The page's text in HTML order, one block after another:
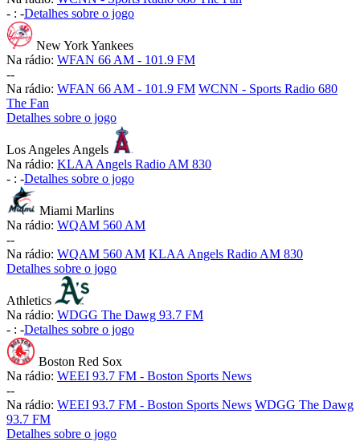
- : -Detalhes sobre o jogo
New York Yankees
Na rádio: WFAN 66 AM - 101.9 FM
--
Na rádio: WFAN 66 AM - 101.9 FM WCNN - Sports Radio 680
The Fan
Detalhes sobre o jogo
Los Angeles Angels
Na rádio: KLAA Angels Radio AM 830
- : -Detalhes sobre o jogo
Miami Marlins
Na rádio: WQAM 560 AM
--
Na rádio: WQAM 560 AM KLAA Angels Radio AM 830
Detalhes sobre o jogo
Athletics
Na rádio: WDGG The Dawg 93.7 FM
- : -Detalhes sobre o jogo
Boston Red Sox
Na rádio: WEEI 93.7 FM - Boston Sports News
--
Na rádio: WEEI 93.7 FM - Boston Sports News WDGG The Dawg
93.7 FM
Detalhes sobre o jogo